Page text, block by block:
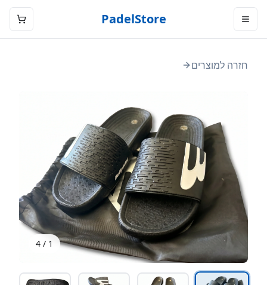
PadelStore
חזרה למוצרים
2
/
4